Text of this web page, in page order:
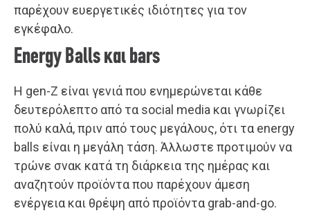
παρέχουν ευεργετικές ιδιότητες για τον
εγκέφαλο.
Energy Balls και bars
Η gen-Z είναι γενιά που ενημερώνεται κάθε
δευτερόλεπτο από τα social media και γνωρίζει
πολύ καλά, πριν από τους μεγάλους, ότι τα energy
balls είναι η μεγάλη τάση. Άλλωστε προτιμούν να
τρώνε σνακ κατά τη διάρκεια της ημέρας και
αναζητούν προϊόντα που παρέχουν άμεση
ενέργεια και θρέψη από προϊόντα grab-and-go.